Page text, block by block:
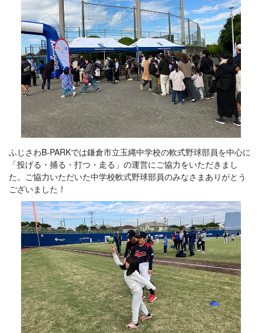
ふじさわB-PARKでは鎌倉市立玉縄中学校の軟式野球部員を中心に
「投げる・捕る・打つ・走る」の運営にご協力をいただきまし
た。ご協力いただいた中学校軟式野球部員のみなさまありがとう
ございました！